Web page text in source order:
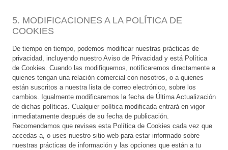
5. MODIFICACIONES A LA POLÍTICA DE
COOKIES
De tiempo en tiempo, podemos modificar nuestras prácticas de
privacidad, incluyendo nuestro Aviso de Privacidad y está Política
de Cookies. Cuando las modifiquemos, notificaremos directamente a
quienes tengan una relación comercial con nosotros, o a quienes
están suscritos a nuestra lista de correo electrónico, sobre los
cambios. Igualmente modificaremos la fecha de Última Actualización
de dichas políticas. Cualquier política modificada entrará en vigor
inmediatamente después de su fecha de publicación.
Recomendamos que revises esta Política de Cookies cada vez que
accedas a, o uses nuestro sitio web para estar informado sobre
nuestras prácticas de información y las opciones que están a tu